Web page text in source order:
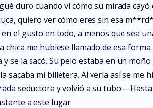
duro cuando vi cómo su mirada
quiero ver cómo eres sin esa
en el gusto en todo, a menos que sea
chica me hubiese llamado de esa
y se la sacó. Su pelo estaba en un
sacaba mi billetera. Al verla así se
seductora y volvió a su
a este lugar